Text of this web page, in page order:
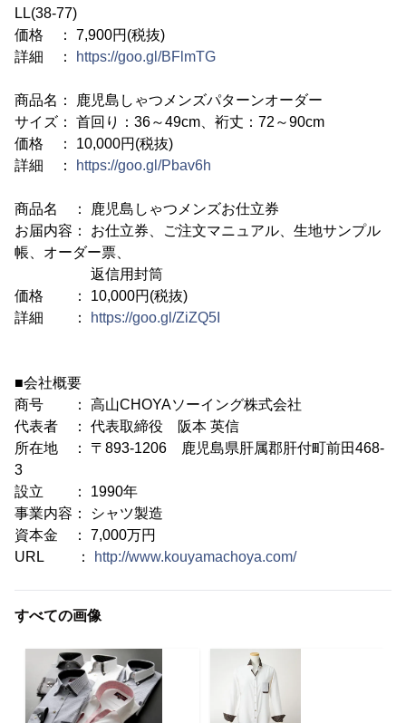
LL(38-77)
価格 ： 7,900円(税抜)
詳細 ：
https://goo.gl/BFlmTG
商品名： 鹿児島しゃつメンズパターンオーダー
サイズ： 首回り：36～49cm、裄丈：72～90cm
価格 ： 10,000円(税抜)
詳細 ：
https://goo.gl/Pbav6h
商品名 ： 鹿児島しゃつメンズお仕立券
お届内容： お仕立券、ご注文マニュアル、生地サンプル
帳、オーダー票、
返信用封筒
価格 ： 10,000円(税抜)
詳細 ：
https://goo.gl/ZiZQ5I
■会社概要
商号 ： 高山CHOYAソーイング株式会社
代表者 ： 代表取締役 阪本 英信
所在地 ： 〒893-1206 鹿児島県肝属郡肝付町前田468-
3
設立 ： 1990年
事業内容： シャツ製造
資本金 ： 7,000万円
URL ：
http://www.kouyamachoya.com/
すべての画像